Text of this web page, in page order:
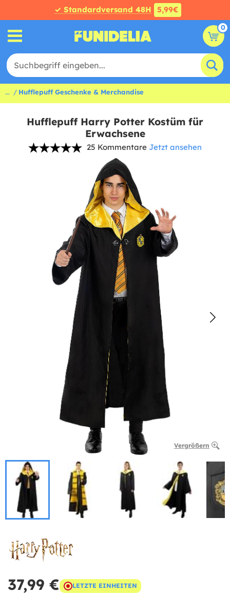
✓ Standardversand 48H 5,99€
0
... Hufflepuff Geschenke & Merchandise
Hufflepuff Harry Potter Kostüm für
Erwachsene
25 Kommentare Jetzt ansehen
Vergrößern
37,99 € LETZTE EINHEITEN